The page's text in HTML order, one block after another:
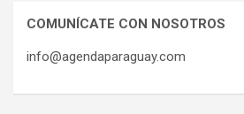
COMUNÍCATE CON NOSOTROS
info@agendaparaguay.com